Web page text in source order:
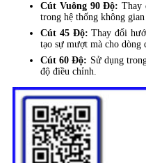
Cút Vuông 90 Độ: Thay
trong hệ thống không gian
Cút 45 Độ: Thay đổi
tạo sự mượt mà cho dòng
Cút 60 Độ: Sử dụng
độ điều chỉnh.